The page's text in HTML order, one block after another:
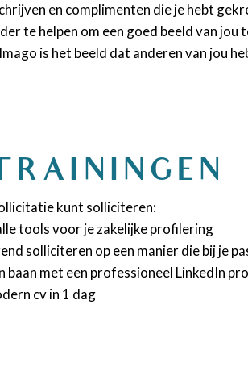
en complimenten die je hebt
te helpen om een goed beeld van jou
is het beeld dat anderen van jou
kunt solliciteren:
tools voor je zakelijke profilering
solliciteren op een manier die bij je
baan met een professioneel LinkedIn
cv in 1 dag